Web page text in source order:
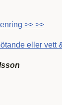
>> >>
eller vett